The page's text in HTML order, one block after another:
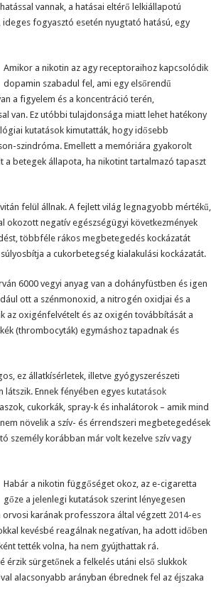
vannak, a hatásai eltérő lelkiállapotú
fogyasztó esetén nyugtató hatású, egy
Amikor a nikotin az agy receptoraihoz kapcsolódik
dopamin szabadul fel, ami egy elsőrendű
a figyelem és a koncentráció terén,
van. Ez utóbbi tulajdonsága miatt lehet hatékony
kutatások kimutatták, hogy idősebb
szindróma. Emellett a memóriára gyakorolt
a betegek állapota, ha nikotint tartalmazó tapaszt
felül állnak. A fejlett világ legnagyobb mértékű,
okozott negatív egészségügyi következmények
többféle rákos megbetegedés kockázatát
a cukorbetegség kialakulási kockázatát.
6000 vegyi anyag van a dohányfüstben és igen
ott a szénmonoxid, a nitrogén oxidjai és a
az oxigénfelvételt és az oxigén továbbítását a
(thrombocyták) egymáshoz tapadnak és
ez állatkísérletek, illetve gyógyszerészeti
Ennek fényében egyes kutatások
cukorkák, spray-k és inhalátorok – amik mind
növelik a szív- és érrendszeri megbetegedések
személy korábban már volt kezelve szív vagy
Habár a nikotin függőséget okoz, az e-cigaretta
gőze a jelenlegi kutatások szerint lényegesen
orvosi karának professzora által végzett 2014-es
kevésbé reagálnak negatívan, ha adott időben
tették volna, ha nem gyújthattak rá.
érzik sürgetőnek a felkelés utáni első slukkok
alacsonyabb arányban ébrednek fel az éjszaka